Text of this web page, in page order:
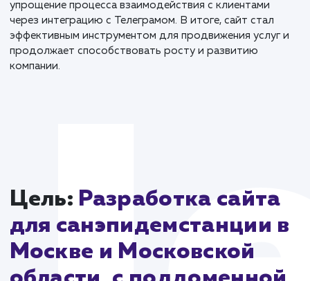
для каждого города.
Кроме того, на сайте были разработаны и
интегрированы формы обратной связи с
составлены текстовые описания услуг, включая
трафика на 20%, увеличение конверсии на 10%, а
через интеграцию с Телеграмом. В итоге, сайт стал
эффективным инструментом для продвижения
продолжает способствовать росту и развитию